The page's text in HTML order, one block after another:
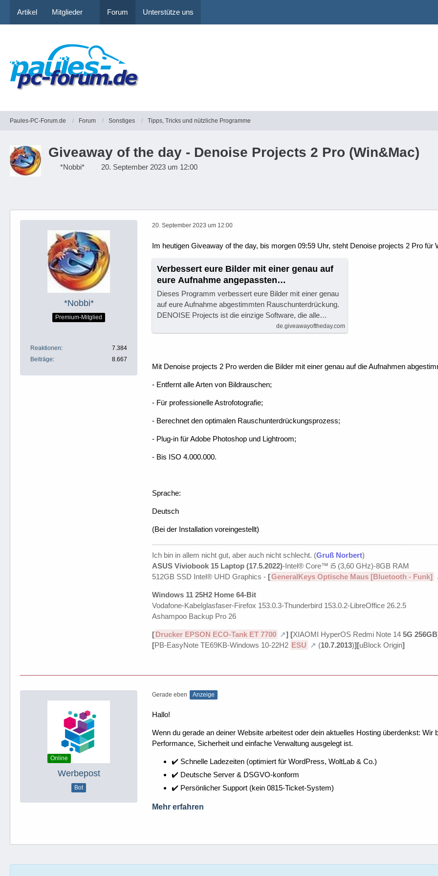
Artikel Mitglieder Forum Unterstütze uns
Paules-PC-Forum.de Forum Sonstiges Tipps, Tricks und nützliche Programme
Giveaway of the day - Denoise Projects 2 Pro (Win&Mac)
*Nobbi* 20. September 2023 um 12:00
*Nobbi*
Premium-Mitglied
Reaktionen
7.384
Beiträge
8.667
20. September 2023 um 12:00
Im heutigen Giveaway of the day, bis morgen 09:59 Uhr, steht Denoise projects 2 Pro für
Verbessert eure Bilder mit einer genau auf
eure Aufnahme angepassten
Rauschunterdrückung. KOSTENLOSES
Angebot auf GOTD!
Dieses Programm verbessert eure Bilder mit einer genau
auf eure Aufnahme abgestimmten Rauschunterdrückung.
DENOISE Projects ist die einzige Software, die alle…
de.giveawayoftheday.com
Mit Denoise projects 2 Pro werden die Bilder mit einer genau auf die Aufnahmen
- Entfernt alle Arten von Bildrauschen;
- Für professionelle Astrofotografie;
- Berechnet den optimalen Rauschunterdrückungsprozess;
- Plug-in für Adobe Photoshop und Lightroom;
- Bis ISO 4.000.000.
Sprache:
Deutsch
(Bei der Installation voreingestellt)
Ich bin in allem nicht gut, aber auch nicht schlecht. (Gruß Norbert)
ASUS Viviobook 15 Laptop (17.5.2022)-Intel® Core™ i5 (3,60 GHz)-8GB RAM
512GB SSD Intel® UHD Graphics - [GeneralKeys Optische Maus [Bluetooth - Funk]
Windows 11 25H2 Home 64-Bit
Vodafone-Kabelglasfaser-Firefox 153.0.3-Thunderbird 153.0.2-LibreOffice 26.2.5
Ashampoo Backup Pro 26
[Drucker EPSON ECO-Tank ET 7700 ] [XIAOMI HyperOS Redmi Note 14 5G
[PB-EasyNote TE69KB-Windows 10-22H2 ESU (10.7.2013)][uBlock Origin]
Online
Werbepost
Bot
Gerade eben Anzeige
Hallo!
Wenn du gerade an deiner Website arbeitest oder dein aktuelles Hosting überdenkst:
Performance, Sicherheit und einfache Verwaltung ausgelegt ist.
✔️ Schnelle Ladezeiten (optimiert für WordPress, WoltLab & Co.)
✔️ Deutsche Server & DSGVO-konform
✔️ Persönlicher Support (kein 0815-Ticket-System)
Mehr erfahren